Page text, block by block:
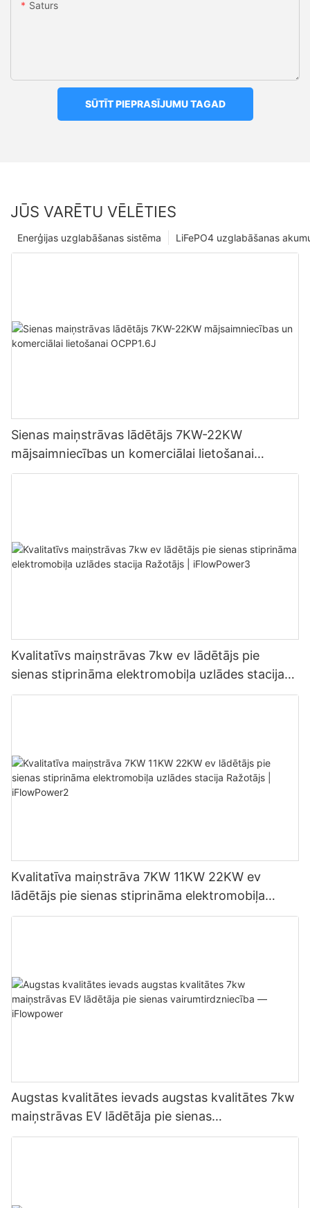
Saturs
SŪTĪT PIEPRASĪJUMU TAGAD
JŪS VARĒTU VĒLĒTIES
LiFePO4 uzglabāšanas
Enerģijas uzglabāšanas sistēma
Sienas maiņstrāvas lādētājs 7KW-22KW
mājsaimniecības un komerciālai lietošanai
OCPP1.6J
Kvalitatīvs maiņstrāvas 7kw ev lādētājs pie
sienas stiprināma elektromobiļa uzlādes stacija
Ražotājs | iFlowPower3
Kvalitatīva maiņstrāva 7KW 11KW 22KW ev
lādētājs pie sienas stiprināma elektromobiļa
uzlādes stacija Ražotājs | iFlowPower2
Augstas kvalitātes ievads augstas kvalitātes 7kw
maiņstrāvas EV lādētāja pie sienas
vairumtirdzniecība — iFlowpower